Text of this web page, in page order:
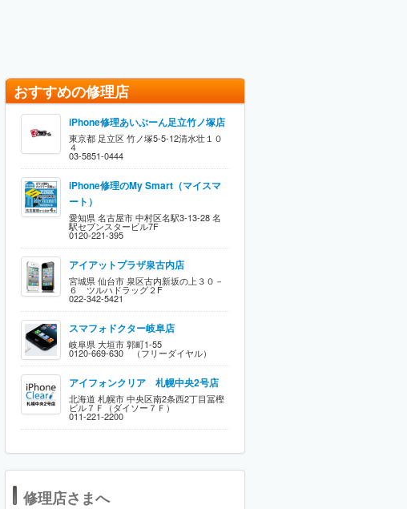
おすすめの修理店
iPhone修理あいぶーん足立竹ノ塚店
東京都 足立区 竹ノ塚5-5-12清水壮１０
４
03-5851-0444
iPhone修理のMy Smart（マイスマ
ート）
愛知県 名古屋市 中村区名駅3-13-28 名
駅セブンスタービル7F
0120-221-395
アイアットプラザ泉古内店
宮城県 仙台市 泉区古内新坂の上３０－
６ ツルハドラッグ２F
022-342-5421
スマフォドクター岐阜店
岐阜県 大垣市 郭町1-55
0120-669-630 （フリーダイヤル）
アイフォンクリア 札幌中央2号店
北海道 札幌市 中央区南2条西2丁目冨樫
ビル７Ｆ（ダイソー７Ｆ）
011-221-2200
修理店さまへ